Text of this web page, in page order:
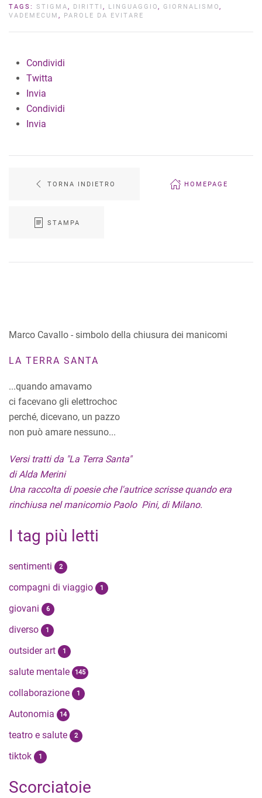
TAGS: STIGMA, DIRITTI , LINGUAGGIO, GIORNALISMO,
VADEMECUM , PAROLE DA EVITARE
Condividi
Twitta
Invia
Condividi
Invia
TORNA INDIETRO HOMEPAGE
STAMPA
Marco Cavallo - simbolo della chiusura dei manicomi
LA TERRA SANTA
...quando amavamo
ci facevano gli elettrochoc
perché, dicevano, un pazzo
non può amare nessuno...
Versi tratti da "La Terra Santa"
di Alda Merini
Una raccolta di poesie che l'autrice scrisse quando era
rinchiusa nel manicomio Paolo Pini, di Milano.
I tag più letti
sentimenti 2
compagni di viaggio 1
giovani 6
diverso 1
outsider art 1
salute mentale 145
collaborazione 1
Autonomia 14
teatro e salute 2
tiktok 1
Scorciatoie